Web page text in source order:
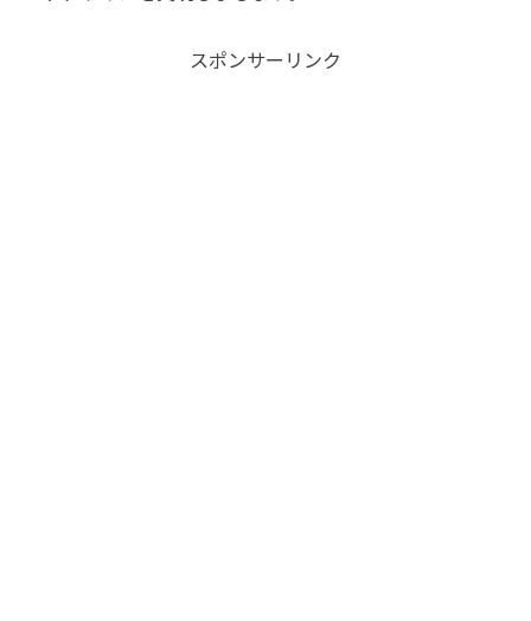
スポンサーリンク